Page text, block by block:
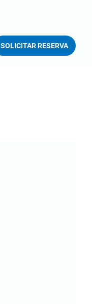
SOLICITAR RESERVA